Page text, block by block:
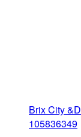
Brix City
105836349